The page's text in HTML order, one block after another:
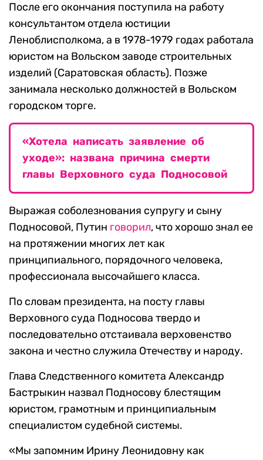
После его окончания поступила на работу
консультантом отдела юстиции
Леноблисполкома, а в 1978-1979 годах работала
юристом на Вольском заводе строительных
изделий (Саратовская область). Позже
занимала несколько должностей в Вольском
городском торге.
«Хотела написать заявление об
уходе»: названа причина смерти
главы Верховного суда Подносовой
Выражая соболезнования супругу и сыну
Подносовой, Путин говорил, что хорошо знал ее
на протяжении многих лет как
принципиального, порядочного человека,
профессионала высочайшего класса.
По словам президента, на посту главы
Верховного суда Подносова твердо и
последовательно отстаивала верховенство
закона и честно служила Отечеству и народу.
Глава Следственного комитета Александр
Бастрыкин назвал Подносову блестящим
юристом, грамотным и принципиальным
специалистом судебной системы.
«Мы запомним Ирину Леонидовну как